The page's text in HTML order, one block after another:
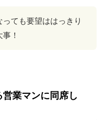
ても要望ははっきり
！
業マンに同席し